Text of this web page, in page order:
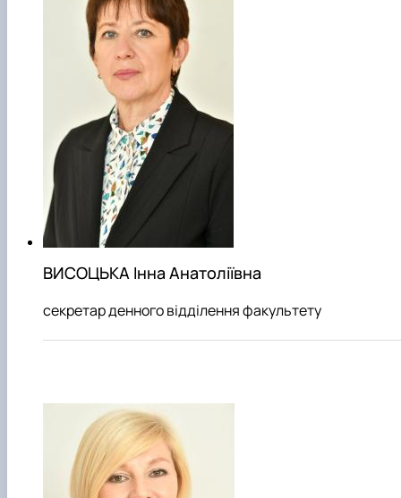
ВИСОЦЬКА Інна Анатоліївна
секретар денного відділення факультету